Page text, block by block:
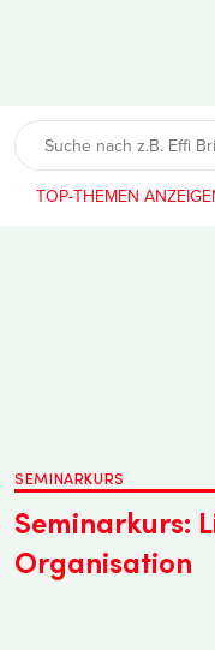
TOP-THEMEN
SEMINARKURS
Seminarkurs:
Organisation